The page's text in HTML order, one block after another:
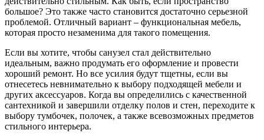
большое? Это также часто становится достаточно серьезной
проблемой. Отличный вариант – функциональная мебель,
которая просто незаменима для такого помещения.
Если вы хотите, чтобы санузел стал действительно
идеальным, важно продумать его оформление и провести
хороший ремонт. Но все усилия будут тщетны, если вы
отнесетесь невнимательно к выбору подходящей мебели и
других аксессуаров. Когда вы определились с качественной
сантехникой и завершили отделку полов и стен, переходите к
выбору тумбочек, полочек, а также всевозможных предметов
стильного интерьера.